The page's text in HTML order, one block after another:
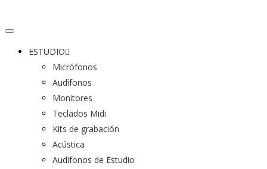
ESTUDIO
Micrófonos
Audífonos
Monitores
Teclados Midi
Kits de grabación
Acústica
Audifonos de Estudio